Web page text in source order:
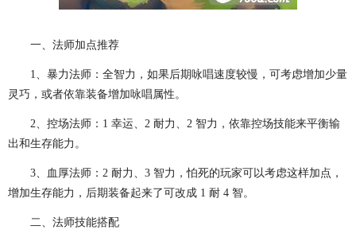
一、法师加点推荐
1、暴力法师：全智力，如果后期咏唱速度较慢，可考虑增加少量
灵巧，或者依靠装备增加咏唱属性。
2、控场法师：1 幸运、2 耐力、2 智力，依靠控场技能来平衡输
出和生存能力。
3、血厚法师：2 耐力、3 智力，怕死的玩家可以考虑这样加点，
增加生存能力，后期装备起来了可改成 1 耐 4 智。
二、法师技能搭配